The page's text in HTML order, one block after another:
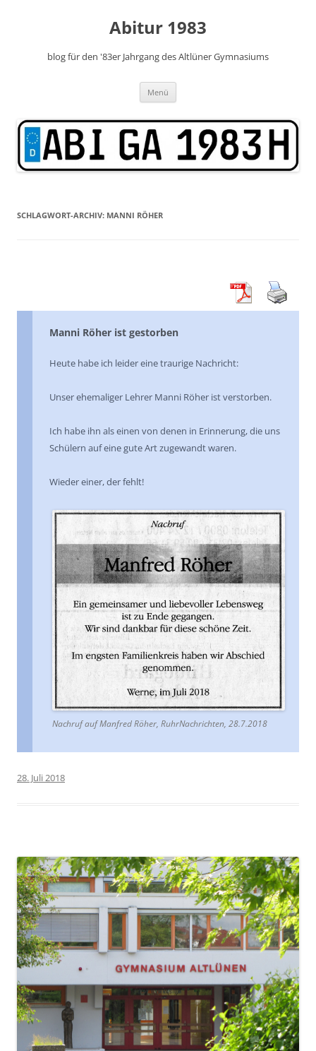
Abitur 1983
blog für den '83er Jahrgang des Altlüner Gymnasiums
Menü
SCHLAGWORT-ARCHIV: MANNI RÖHER
Manni Röher ist gestorben
Heute habe ich leider eine traurige Nachricht:
Unser ehemaliger Lehrer Manni Röher ist verstorben.
Ich habe ihn als einen von denen in Erinnerung, die uns
Schülern auf eine gute Art zugewandt waren.
Wieder einer, der fehlt!
Nachruf auf Manfred Röher, RuhrNachrichten, 28.7.2018
28. Juli 2018